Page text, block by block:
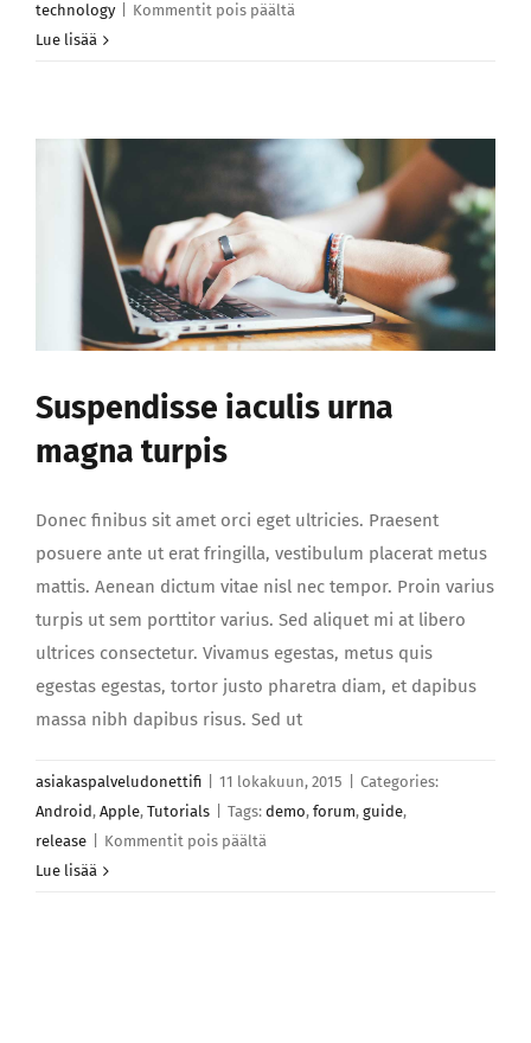
technology
Kommentit pois päältä
risus
iaculis
Lue lisää
Suspendisse iaculis urna
magna turpis
Donec finibus sit amet orci eget ultricies. Praesent
posuere ante ut erat fringilla, vestibulum placerat metus
mattis. Aenean dictum vitae nisl nec tempor. Proin varius
turpis ut sem porttitor varius. Sed aliquet mi at libero
ultrices consectetur. Vivamus egestas, metus quis
egestas egestas, tortor justo pharetra diam, et dapibus
massa nibh dapibus risus. Sed ut
asiakaspalveludonettifi 11 lokakuun, 2015
Categories:
Android, Apple, Tutorials Tags: demo, forum, guide,
release
Kommentit pois päältä
Lue lisää